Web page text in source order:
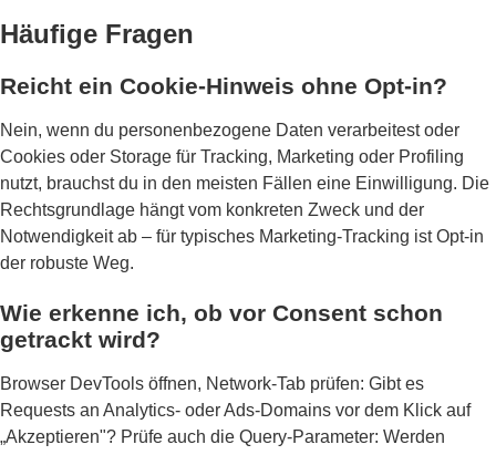
Häufige Fragen
Reicht ein Cookie-Hinweis ohne Opt-in?
Nein, wenn du personenbezogene Daten verarbeitest oder
Cookies oder Storage für Tracking, Marketing oder Profiling
nutzt, brauchst du in den meisten Fällen eine Einwilligung. Die
Rechtsgrundlage hängt vom konkreten Zweck und der
Notwendigkeit ab – für typisches Marketing-Tracking ist Opt-in
der robuste Weg.
Wie erkenne ich, ob vor Consent schon
getrackt wird?
Browser DevTools öffnen, Network-Tab prüfen: Gibt es
Requests an Analytics- oder Ads-Domains vor dem Klick auf
„Akzeptieren"? Prüfe auch die Query-Parameter: Werden